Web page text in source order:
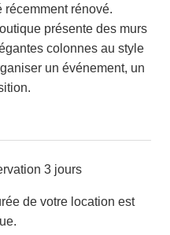
rénové.
présente des murs
colonnes au style
un événement, un
3 jours
de votre location est